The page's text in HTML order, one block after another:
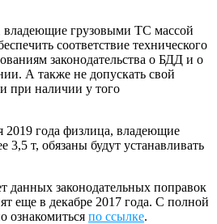
владеющие грузовыми ТС массой
соответствие технического
законодательства о БДД и о
А также не допускать свой
при наличии у того
2019 года физлица, владеющие
3,5 т, обязаны будут устанавливать
данных законодательных поправок
еще в декабре 2017 года. С полной
ознакомиться по ссылке.